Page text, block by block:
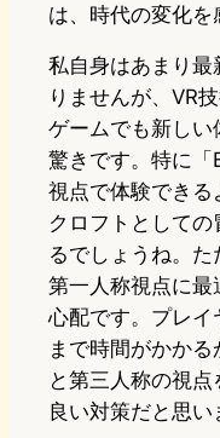
は、時代の変化を
私自身はあまり
りませんが、VR
ゲームでも新し
驚きです。特に
視点で体験できる
クロフトとして
るでしょうね。
第一人称視点に最
心配です。プレイ
まで時間がかか
と第三人称の視
良い対策だと思い